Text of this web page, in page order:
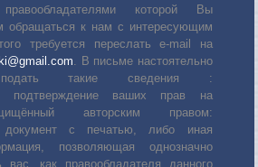
которой Вы
обращаться к нам с интересующим
требуется переслать е-mail на
. В письме настоятельно
подать такие сведения :
подтверждение ваших прав на
авторским правом:
документ с печатью, либо иная
позволяющая однозначно
вас, как правообладателя данного